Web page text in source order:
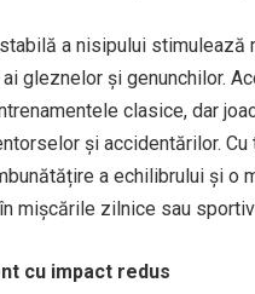
a nisipului stimulează
gleznelor și genunchilor.
clasice, dar
și accidentărilor. Cu
a echilibrului și o
mișcările zilnice sau
cu impact redus